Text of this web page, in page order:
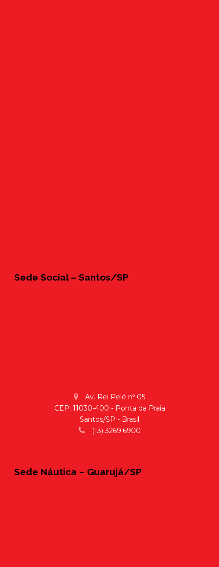
Sede Social – Santos/SP
Av. Rei Pelé nº 05
CEP: 11030-400 - Ponta da Praia
Santos/SP - Brasil
(13) 3269.6900
Sede Náutica – Guarujá/SP